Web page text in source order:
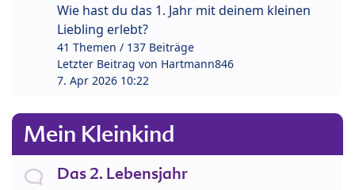
Wie hast du das 1. Jahr mit deinem kleinen
Liebling erlebt?
41 Themen / 137 Beiträge
Letzter Beitrag von Hartmann846
7. Apr 2026 10:22
Mein Kleinkind
Das 2. Lebensjahr